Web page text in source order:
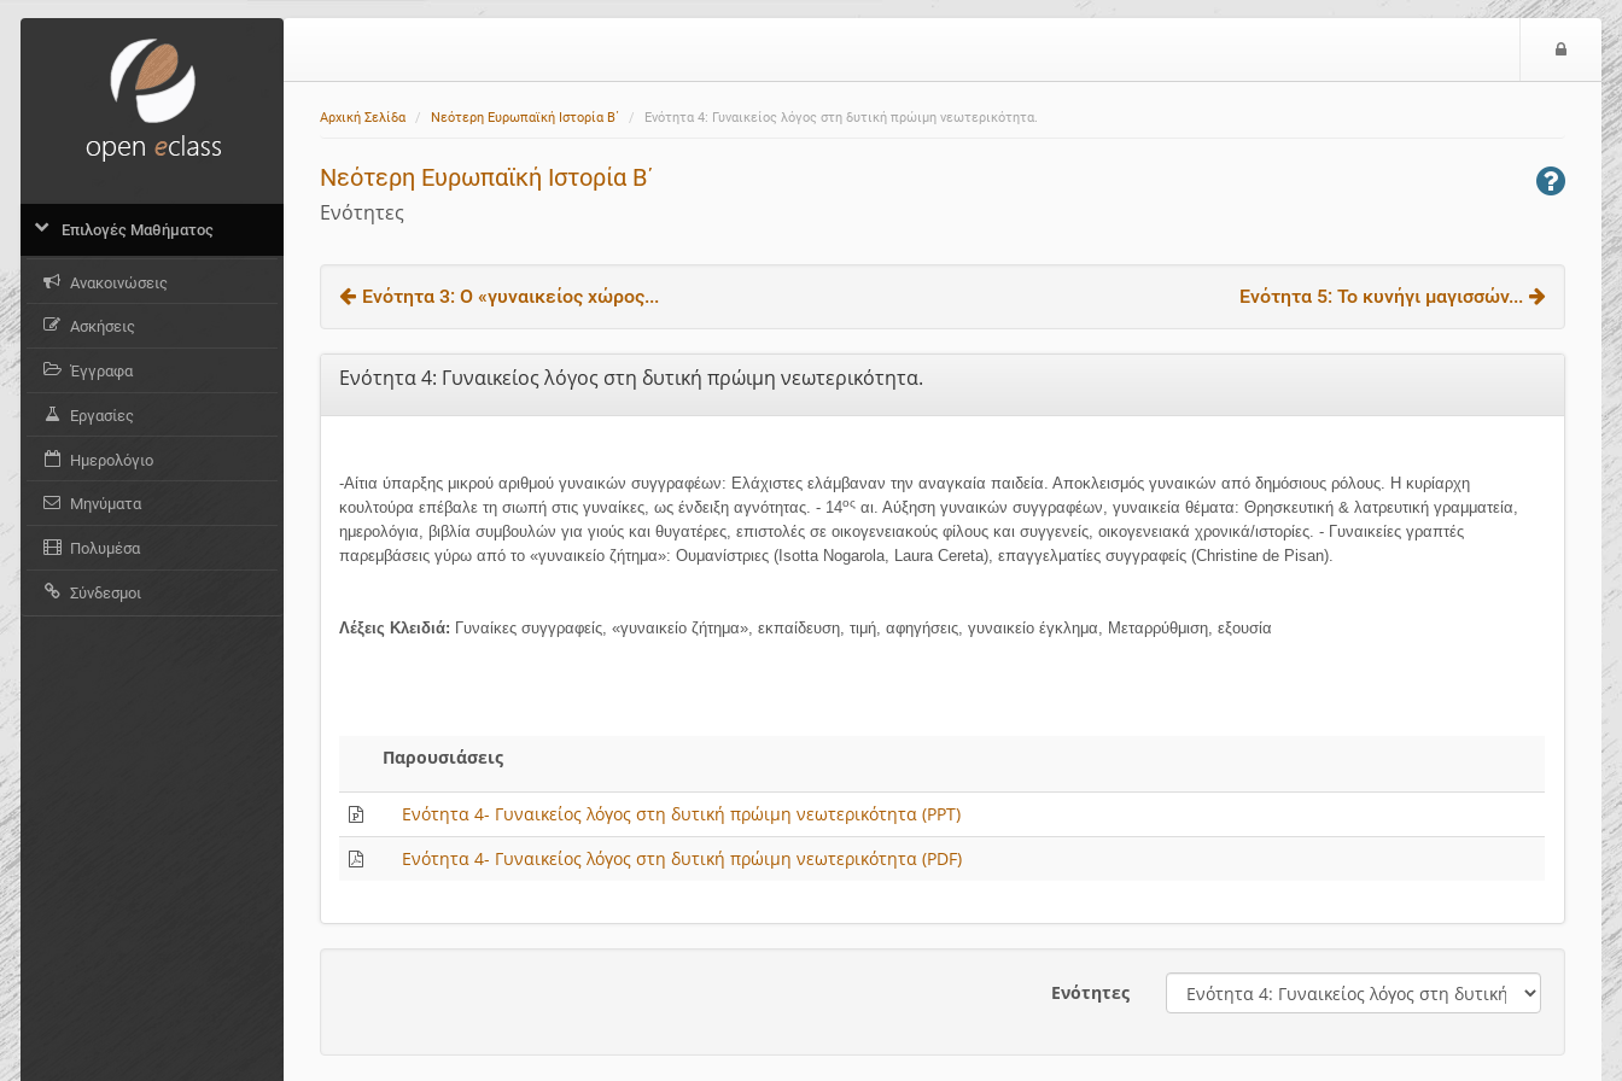
Αρχική Σελίδα Νεότερη Ευρωπαϊκή Ιστορία Β΄ Ενότητα 4: Γυναικείος λόγος στη δυτική πρώιμη νεωτερικότητα.
Νεότερη Ευρωπαϊκή Ιστορία Β΄
Ενότητες
Ενότητα 3: Ο «γυναικείος χώρος... Ενότητα 5: Το κυνήγι μαγισσών...
Ενότητα 4: Γυναικείος λόγος στη δυτική πρώιμη νεωτερικότητα.
-Αίτια ύπαρξης μικρού αριθμού γυναικών συγγραφέων: Ελάχιστες ελάμβαναν την αναγκαία παιδεία. Αποκλεισμός γυναικών από δημόσιους ρόλους. Η κυρίαρχη
κουλτούρα επέβαλε τη σιωπή στις γυναίκες, ως ένδειξη αγνότητας. - 14ος αι. Αύξηση γυναικών συγγραφέων, γυναικεία θέματα: Θρησκευτική & λατρευτική γραμματεία,
ημερολόγια, βιβλία συμβουλών για γιούς και θυγατέρες, επιστολές σε οικογενειακούς φίλους και συγγενείς, οικογενειακά χρονικά/ιστορίες. - Γυναικείες γραπτές
παρεμβάσεις γύρω από το «γυναικείο ζήτημα»: Ουμανίστριες (Ιsotta Nogarola, Laura Cereta), επαγγελματίες συγγραφείς (Christine de Pisan).
Λέξεις Κλειδιά: Γυναίκες συγγραφείς, «γυναικείο ζήτημα», εκπαίδευση, τιμή, αφηγήσεις, γυναικείο έγκλημα, Μεταρρύθμιση, εξουσία
Παρουσιάσεις
Ενότητα 4- Γυναικείος λόγος στη δυτική πρώιμη νεωτερικότητα (PPT)
Ενότητα 4- Γυναικείος λόγος στη δυτική πρώιμη νεωτερικότητα (PDF)
Ενότητες
Επιλογές Μαθήματος
Ανακοινώσεις
Ασκήσεις
Έγγραφα
Εργασίες
Ημερολόγιο
Μηνύματα
Πολυμέσα
Σύνδεσμοι